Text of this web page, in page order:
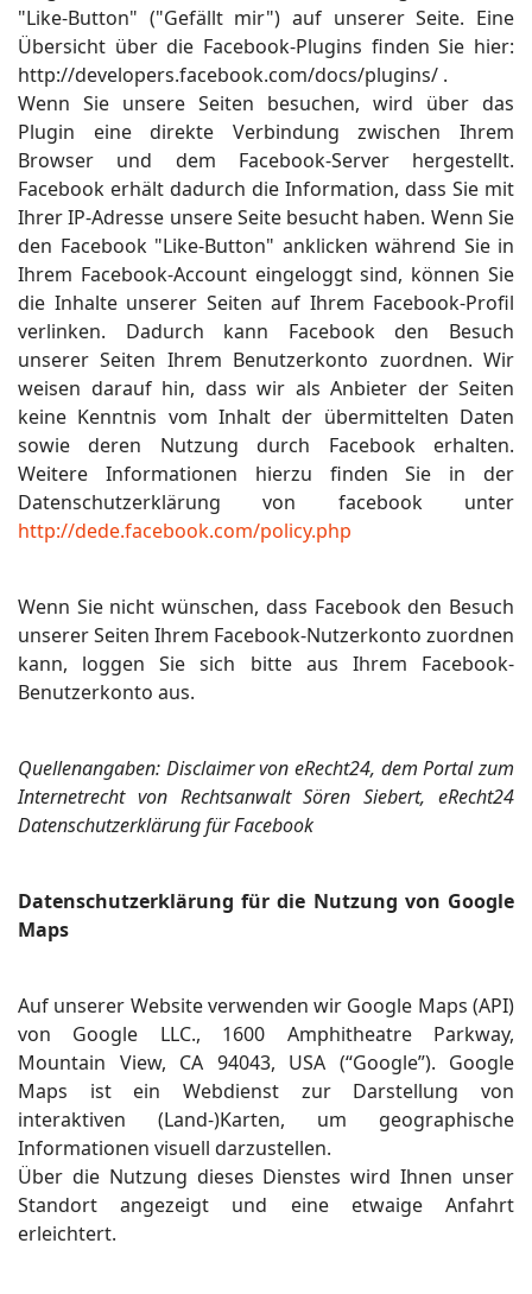
"Like-Button" ("Gefällt mir") auf unserer Seite. Eine
Übersicht über die Facebook-Plugins finden Sie hier:
http://developers.facebook.com/docs/plugins/ .
Wenn Sie unsere Seiten besuchen, wird über das
Plugin eine direkte Verbindung zwischen Ihrem
Browser und dem Facebook-Server hergestellt.
Facebook erhält dadurch die Information, dass Sie mit
Ihrer IP-Adresse unsere Seite besucht haben. Wenn Sie
den Facebook "Like-Button" anklicken während Sie in
Ihrem Facebook-Account eingeloggt sind, können Sie
die Inhalte unserer Seiten auf Ihrem Facebook-Profil
verlinken. Dadurch kann Facebook den Besuch
unserer Seiten Ihrem Benutzerkonto zuordnen. Wir
weisen darauf hin, dass wir als Anbieter der Seiten
keine Kenntnis vom Inhalt der übermittelten Daten
sowie deren Nutzung durch Facebook erhalten.
Weitere Informationen hierzu finden Sie in der
Datenschutzerklärung von facebook unter
http://dede.facebook.com/policy.php
Wenn Sie nicht wünschen, dass Facebook den Besuch
unserer Seiten Ihrem Facebook-Nutzerkonto zuordnen
kann, loggen Sie sich bitte aus Ihrem Facebook-
Benutzerkonto aus.
Quellenangaben: Disclaimer von eRecht24, dem Portal zum
Internetrecht von Rechtsanwalt Sören Siebert, eRecht24
Datenschutzerklärung für Facebook
Datenschutzerklärung für die Nutzung von Google
Maps
Auf unserer Website verwenden wir Google Maps (API)
von Google LLC., 1600 Amphitheatre Parkway,
Mountain View, CA 94043, USA (“Google”). Google
Maps ist ein Webdienst zur Darstellung von
interaktiven (Land-)Karten, um geographische
Informationen visuell darzustellen.
Über die Nutzung dieses Dienstes wird Ihnen unser
Standort angezeigt und eine etwaige Anfahrt
erleichtert.